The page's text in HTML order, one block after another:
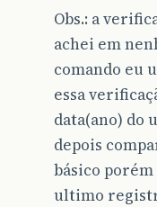
Obs.: a
achei em
comando eu
essa
data(ano) do
depois
básico porém
ultimo